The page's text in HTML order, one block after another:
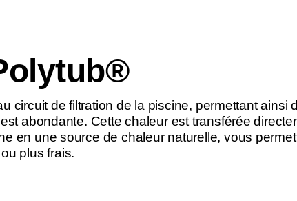
circuit de filtration de la piscine, permettant ainsi
abondante. Cette chaleur est transférée
en une source de chaleur naturelle, vous
plus frais.